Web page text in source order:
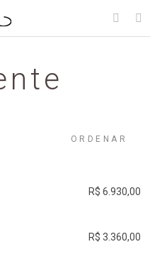
ORDENAR
R$ 6.930,00
R$ 3.360,00